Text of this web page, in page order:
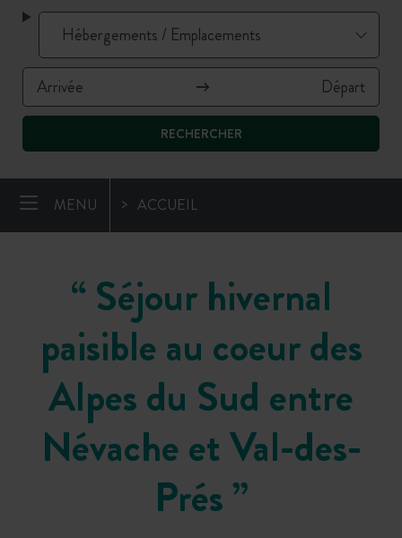
RECHERCHER
MENU ACCUEIL
“Séjour hivernal
paisible au coeur des
Alpes du Sud entre
Névache et Val-des-
Prés”